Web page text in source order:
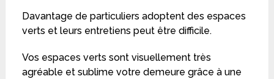
Davantage de particuliers adoptent des espaces
verts et leurs entretiens peut être difficile.
Vos espaces verts sont visuellement très
agréable et sublime votre demeure grâce à une